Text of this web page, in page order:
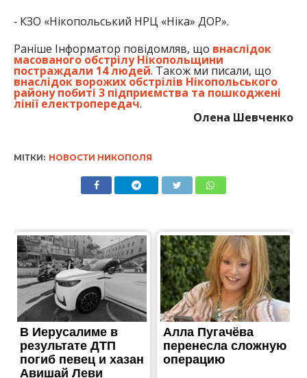
⁃ КЗО «Нікопольський НРЦ «Ніка» ДОР».
Раніше Інформатор повідомляв, що внаслідок
масованого обстрілу Нікопольщини
постраждали 14 людей. Також ми писали, що
внаслідок ворожих обстрілів Нікопольського
району побиті 3 підприємства та пошкоджені
лінії електропередач.
Олена Шевченко
МІТКИ: НОВОСТИ НИКОПОЛЯ